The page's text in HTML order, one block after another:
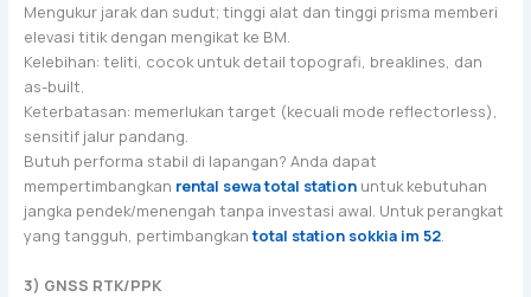
Mengukur jarak dan sudut; tinggi alat dan tinggi prisma memberi
elevasi titik dengan mengikat ke BM.
Kelebihan: teliti, cocok untuk detail topografi, breaklines, dan
as-built.
Keterbatasan: memerlukan target (kecuali mode reflectorless),
sensitif jalur pandang.
Butuh performa stabil di lapangan? Anda dapat
mempertimbangkan rental sewa total stationuntuk kebutuhan
jangka pendek/menengah tanpa investasi awal. Untuk perangkat
yang tangguh, pertimbangkantotal station sokkia im 52.
3) GNSS RTK/PPK